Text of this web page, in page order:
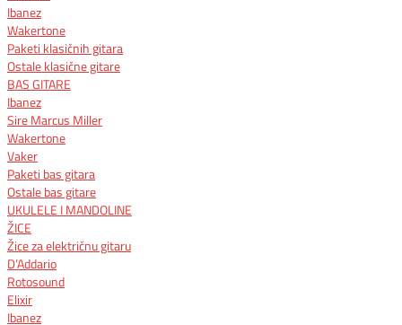
Ibanez
Wakertone
Paketi klasičnih gitara
Ostale klasične gitare
BAS GITARE
Ibanez
Sire Marcus Miller
Wakertone
Vaker
Paketi bas gitara
Ostale bas gitare
UKULELE I MANDOLINE
ŽICE
Žice za električnu gitaru​
D’Addario
Rotosound
Elixir
Ibanez